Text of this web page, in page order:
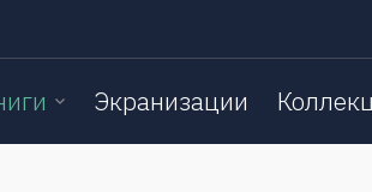
Экранизации